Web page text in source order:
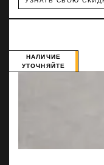
НАЛИЧИЕ
УТОЧНЯЙТЕ